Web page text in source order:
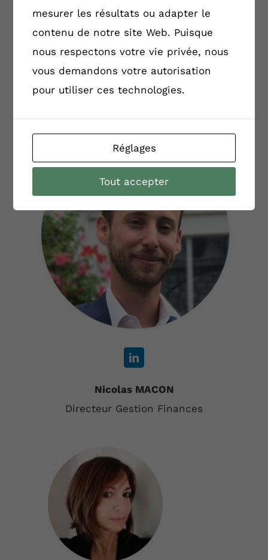
Directrice Technique
Nicolas MACON
Directeur Gestion Finances
mesurer les résultats ou adapter le
contenu de notre site Web. Puisque
nous respectons votre vie privée, nous
vous demandons votre autorisation
pour utiliser ces technologies.
Réglages
Tout accepter